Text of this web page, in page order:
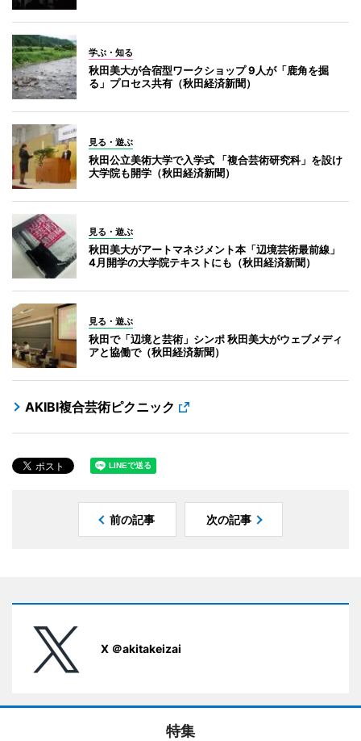
学ぶ・知る
秋田美大が合宿型ワークショップ 9人が「鹿角を掘
る」プロセス共有（秋田経済新聞）
見る・遊ぶ
秋田公立美術大学で入学式 「複合芸術研究科」を設け
大学院も開学（秋田経済新聞）
見る・遊ぶ
秋田美大がアートマネジメント本「辺境芸術最前線」
4月開学の大学院テキストにも（秋田経済新聞）
見る・遊ぶ
秋田で「辺境と芸術」シンポ 秋田美大がウェブメディ
アと協働で（秋田経済新聞）
AKIBI複合芸術ピクニック
前の記事 次の記事
X ＠akitakeizai
特集